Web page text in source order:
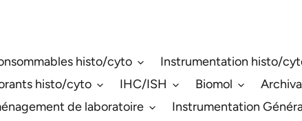
histo/cyto
Instrumentation histo/
histo/cyto
IHC/ISH Biomol
de laboratoire
Instrumentation